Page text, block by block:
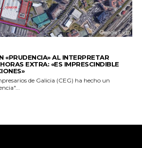
«PRUDENCIA» AL INTERPRETAR
EXTRA: «ES IMPRESCINDIBLE
de Galicia (CEG) ha hecho un